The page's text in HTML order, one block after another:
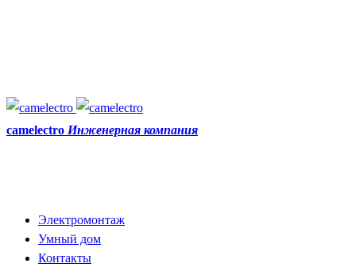
camelectro Инженерная компания
Электромонтаж
Умный дом
Контакты